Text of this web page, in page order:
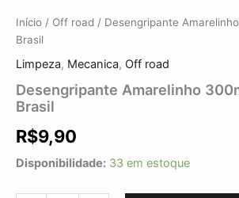
Início / Off road / Desengripante
Brasil
Limpeza, Mecanica, Off road
Desengripante Amarelinho
Brasil
R$9,90
Disponibilidade: 33 em estoque